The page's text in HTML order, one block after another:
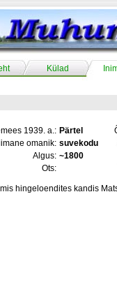
Külad
1939. a.: Pärtel
omanik: suvekodu
Algus: ~1800
Ots:
hingeloendites kandis